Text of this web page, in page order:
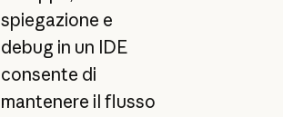
spiegazione e
debug in un IDE
consente di
mantenere il flusso